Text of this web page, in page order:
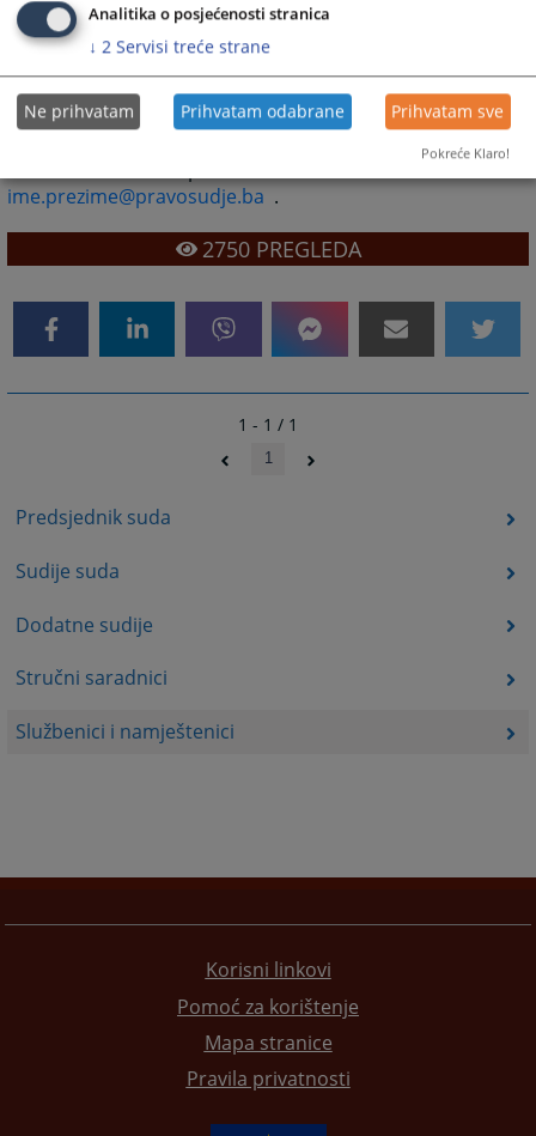
Predsjednik suda
Sudije suda
Dodatne sudije
Stručni saradnici
Službenici i namještenici
IKT Službenik:Dragan
Milinković
Svakog od gore navedenih şlužbenika i namještenika
ime.prezime@pravosudje.ba .
2750PREGLEDA
1 - 1 / 1
1
Korisni linkovi
Pomoć za korištenje
Mapa stranice
Pravila privatnosti
Analitika o posjećenosti stranica
↓ 2 Servisi treće strane
Ne prihvatam Prihvatam odabrane Prihvatam sve
Pokreće Klaro!